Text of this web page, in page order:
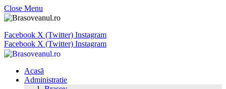
Close Menu
Facebook X (Twitter) Instagram
Facebook X (Twitter) Instagram
Acasă
Administratie